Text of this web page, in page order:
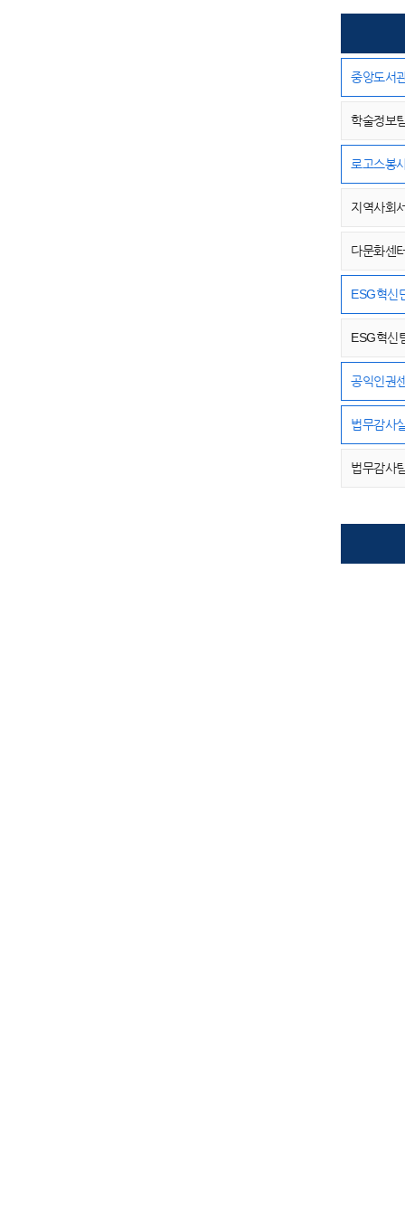
중앙도서
학술정보
로고스봉
지역사회
다문화센
ESG혁신
ESG혁신
공익인권
법무감사
법무감사